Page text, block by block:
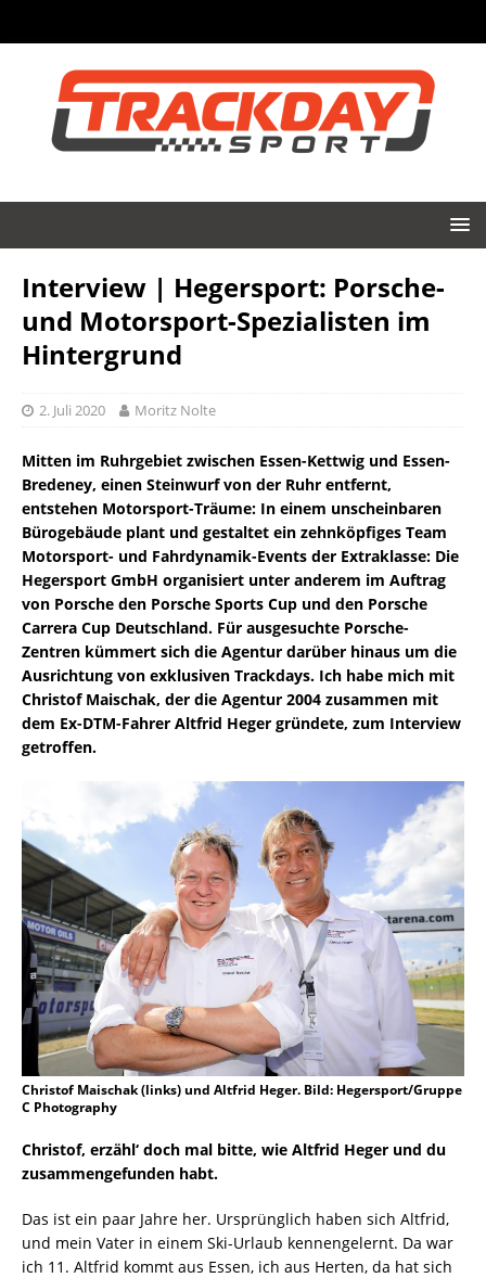
Interview | Hegersport: Porsche-
und Motorsport-Spezialisten im
Hintergrund
2. Juli 2020 Moritz Nolte
Mitten im Ruhrgebiet zwischen Essen-Kettwig und Essen-
Bredeney, einen Steinwurf von der Ruhr entfernt,
entstehen Motorsport-Träume: In einem unscheinbaren
Bürogebäude plant und gestaltet ein zehnköpfiges Team
Motorsport- und Fahrdynamik-Events der Extraklasse: Die
Hegersport GmbH organisiert unter anderem im Auftrag
von Porsche den Porsche Sports Cup und den Porsche
Carrera Cup Deutschland. Für ausgesuchte Porsche-
Zentren kümmert sich die Agentur darüber hinaus um die
Ausrichtung von exklusiven Trackdays. Ich habe mich mit
Christof Maischak, der die Agentur 2004 zusammen mit
dem Ex-DTM-Fahrer Altfrid Heger gründete, zum Interview
getroffen.
Christof Maischak (links) und Altfrid Heger. Bild: Hegersport/Gruppe
C Photography
Christof, erzähl‘ doch mal bitte, wie Altfrid Heger und du
zusammengefunden habt.
Das ist ein paar Jahre her. Ursprünglich haben sich Altfrid,
und mein Vater in einem Ski-Urlaub kennengelernt. Da war
ich 11. Altfrid kommt aus Essen, ich aus Herten, da hat sich